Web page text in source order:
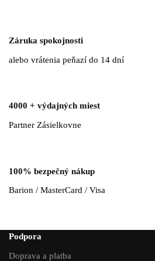
Záruka spokojnosti
alebo vrátenia peňazí do 14 dní
4000 + výdajných miest
Partner Zásielkovne
100% bezpečný nákup
Barion / MasterCard / Visa
Podpora
Doprava a platba